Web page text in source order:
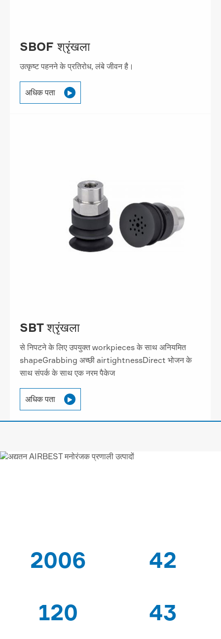
SBOF श्रृंखला
उत्कृष्ट पहनने के प्रतिरोध, लंबे जीवन है।
अधिक पता 
SBT श्रृंखला
से निपटने के लिए उपयुक्त workpieces के साथ अनियमित
shapeGrabbing अच्छी airtightnessDirect भोजन के
साथ संपर्क के साथ एक नरम पैकेज
अधिक पता 
2006 42
120 43